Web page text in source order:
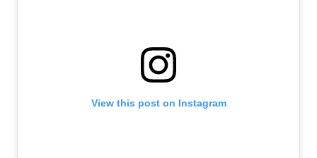
View this post on Instagram